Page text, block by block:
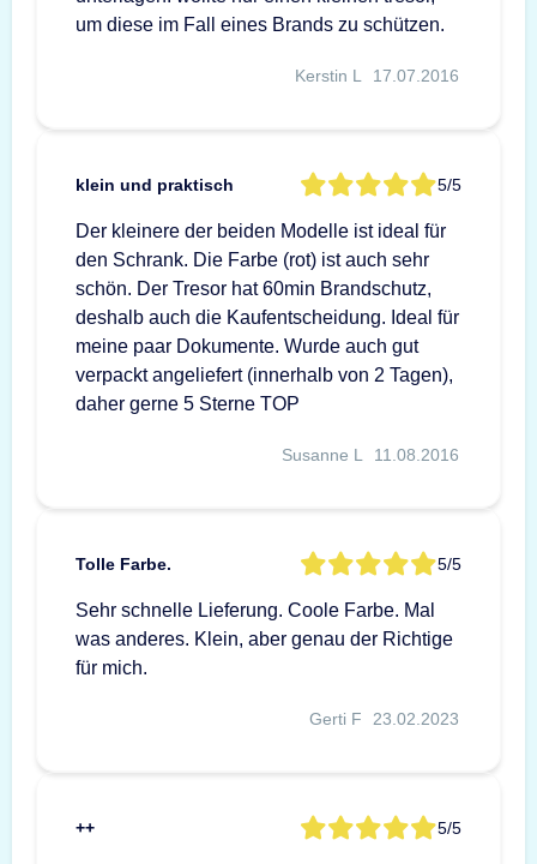
um diese im Fall eines Brands zu schützen.
Kerstin L 17.07.2016
klein und praktisch 5/5
Der kleinere der beiden Modelle ist ideal für
den Schrank. Die Farbe (rot) ist auch sehr
schön. Der Tresor hat 60min Brandschutz,
deshalb auch die Kaufentscheidung. Ideal für
meine paar Dokumente. Wurde auch gut
verpackt angeliefert (innerhalb von 2 Tagen),
daher gerne 5 Sterne TOP
Susanne L 11.08.2016
Tolle Farbe. 5/5
Sehr schnelle Lieferung. Coole Farbe. Mal
was anderes. Klein, aber genau der Richtige
für mich.
Gerti F 23.02.2023
++ 5/5